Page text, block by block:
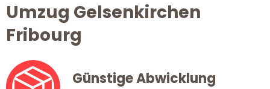
Umzug Gelsenkirchen
Fribourg
Günstige Abwicklung